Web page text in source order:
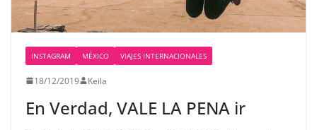
INSTAGRAM MÉXICO VIAJES INTERNACIONALES
18/12/2019 Keila
En Verdad, VALE LA PENA ir